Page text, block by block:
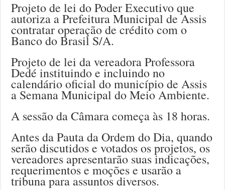
Projeto de lei do Poder Executivo que
autoriza a Prefeitura Municipal de Assis
contratar operação de crédito com o
Banco do Brasil S/A.
Projeto de lei da vereadora Professora
Dedé instituindo e incluindo no
calendário oficial do município de Assis
a Semana Municipal do Meio Ambiente.
A sessão da Câmara começa às 18 horas.
Antes da Pauta da Ordem do Dia, quando
serão discutidos e votados os projetos, os
vereadores apresentarão suas indicações,
requerimentos e moções e usarão a
tribuna para assuntos diversos.